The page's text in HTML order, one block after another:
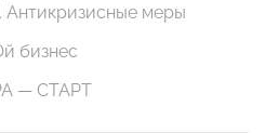
меры
бизнес
— СТАРТ